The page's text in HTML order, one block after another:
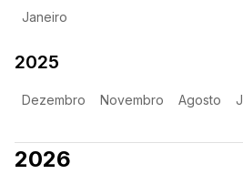
Janeiro
2025
Dezembro Novembro Agosto
2026